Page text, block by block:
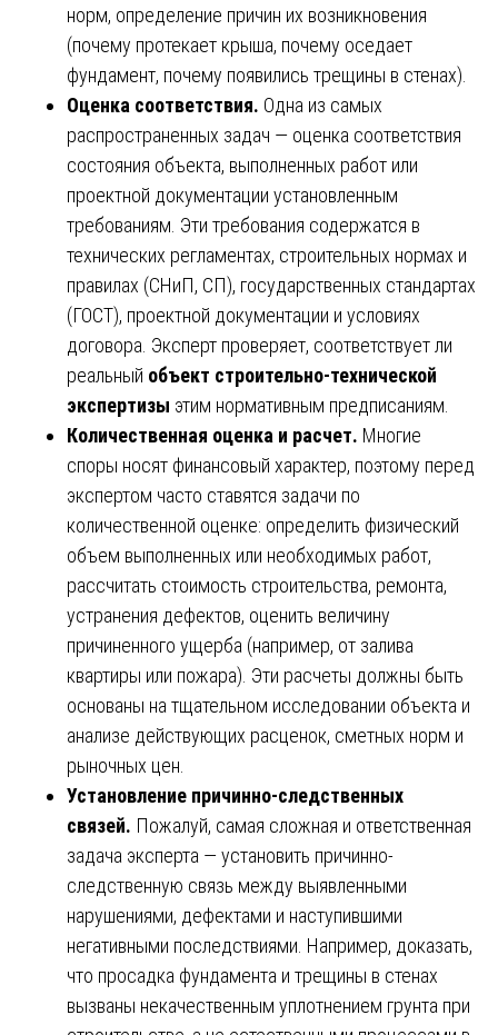
норм, определение причин их возникновения
(почему протекает крыша, почему оседает
фундамент, почему появились трещины в стенах).
Оценка соответствия. Одна из самых
распространенных задач — оценка соответствия
состояния объекта, выполненных работ или
проектной документации установленным
требованиям. Эти требования содержатся в
технических регламентах, строительных нормах и
правилах (СНиП, СП), государственных стандартах
(ГОСТ), проектной документации и условиях
договора. Эксперт проверяет, соответствует ли
реальный объект строительно-технической
экспертизы этим нормативным предписаниям.
Количественная оценка и расчет. Многие
споры носят финансовый характер, поэтому перед
экспертом часто ставятся задачи по
количественной оценке: определить физический
объем выполненных или необходимых работ,
рассчитать стоимость строительства, ремонта,
устранения дефектов, оценить величину
причиненного ущерба (например, от залива
квартиры или пожара). Эти расчеты должны быть
основаны на тщательном исследовании объекта и
анализе действующих расценок, сметных норм и
рыночных цен.
Установление причинно-следственных
связей. Пожалуй, самая сложная и ответственная
задача эксперта — установить причинно-
следственную связь между выявленными
нарушениями, дефектами и наступившими
негативными последствиями. Например, доказать,
что просадка фундамента и трещины в стенах
вызваны некачественным уплотнением грунта при